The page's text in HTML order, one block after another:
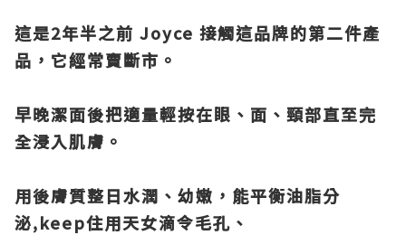
這是2年半之前 Joyce 接觸這品牌的第二件產
品，它經常賣斷市。
早晚潔面後把適量輕按在眼、面、頸部直至完
全浸入肌膚。
用後膚質整日水潤、幼嫩，能平衡油脂分
泌,keep住用天女滴令毛孔、